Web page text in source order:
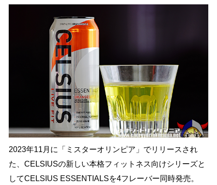
2023年11月に「ミスターオリンピア」でリリースされ
た、CELSIUSの新しい本格フィットネス向けシリーズと
してCELSIUS ESSENTIALSを4フレーバー同時発売。